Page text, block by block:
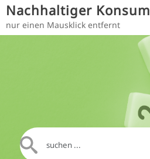
Direkt zum Inhalt
Nachhaltiger Konsum
nur einen Mausklick entfernt